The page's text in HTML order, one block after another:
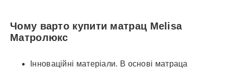
Чому варто купити матрац Melisa
Матролюкс
Інноваційні матеріали. В основі матраца